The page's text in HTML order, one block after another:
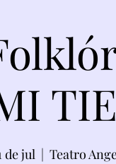
de jul
  |
Teatro